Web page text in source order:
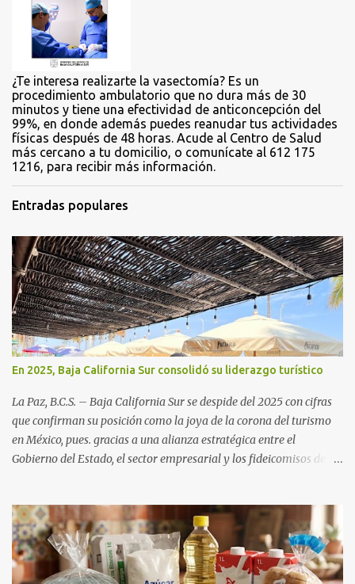
o
¿Te interesa realizarte la vasectomía? Es un
procedimiento ambulatorio que no dura más de 30
minutos y tiene una efectividad de anticoncepción del
99%, en donde además puedes reanudar tus actividades
físicas después de 48 horas. Acude al Centro de Salud
más cercano a tu domicilio, o comunícate al 612 175
1216, para recibir más información.
Entradas populares
En 2025, Baja California Sur consolidó su liderazgo turístico
La Paz, B.C.S. – Baja California Sur se despide del 2025 con cifras
que confirman su posición como la joya de la corona del turismo
en México, pues. gracias a una alianza estratégica entre el
Gobierno del Estado, el sector empresarial y los fideicomisos de
una derrama económica sin precedentes. Las proyecciones para
este periodo vacacional son optimistas, con un promedio estatal
que supera el 70% . Sin embargo, la sorpresa del año la ha dado el
norte del estado. Comondú encabeza las expectativas con un